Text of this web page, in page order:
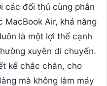
các đối thủ cùng phân
MacBook Air, khả năng
là một lợi thế cạnh
xuyên di chuyển.
kế chắc chắn, cho
mà không làm máy